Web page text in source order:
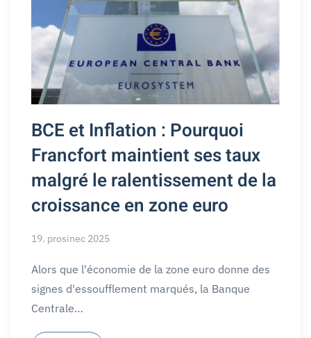
BCE et Inflation : Pourquoi
Francfort maintient ses taux
malgré le ralentissement de la
croissance en zone euro
19. prosinec 2025
Alors que l'économie de la zone euro donne des
signes d'essoufflement marqués, la Banque
Centrale…